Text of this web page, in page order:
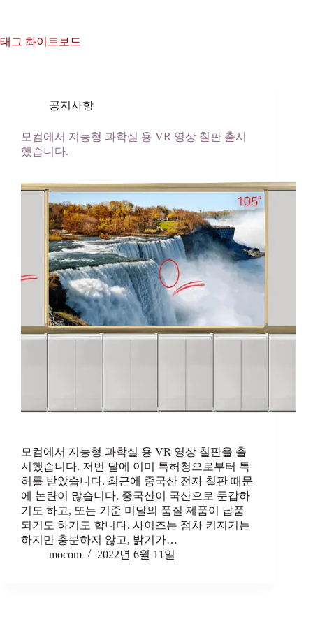
으
로
태그 화이트보드
공지사항
모컴에서 지능형 과학실 용 VR 영상 칠판 출시
했습니다.
모컴에서 지능형 과학실 용 VR 영상 칠판을 출
시했습니다. 저번 달에 이미 특허청으로부터 특
허를 받았습니다. 최근에 중국산 전자 칠판 때문
에 논란이 많습니다. 중국산이 국산으로 둔갑하
기도 하고, 또는 기준 미달의 품질 제품이 납품
되기도 하기도 합니다. 사이즈는 점차 커지기는
하지만 충분하지 않고, 밝기가…
mocom
2022년 6월 11일